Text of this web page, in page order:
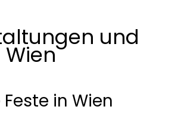
und
Wien
in Wien